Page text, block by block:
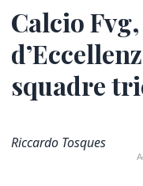
Calcio
squadre
Riccardo Tosques